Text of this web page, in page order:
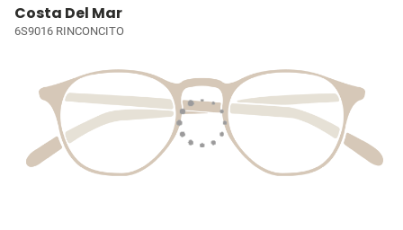
Costa Del Mar
6S9016 RINCONCITO